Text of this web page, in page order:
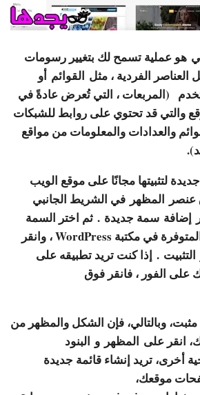
هو عملية تسمح لك بتغيير رسومات
العناصر الفردية ، مثل القوائم أو
(المربعات ، التي تُعرض عادةً في
والتي قد تحتوي على روابط للشبكات
والعدادات والمعلومات من مواقع
لتثبيتها مجانًا على موقع الويب
عنصر المظهر في الشريط الجانبي
إضافة سمة جديدة . ثم اختر السمة
التي تفضلها من تلك المتوفرة في مكتبة WordPress ، وانقر
التثبيت . إذا كنت تريد تطبيقه على
على الفور ، فانقر فوق
وبالتالي، فإن الشكل والمظهر من
انقر على المظهر و البنود
أخرى، تريد إنشاء قائمة جديدة
موقعك،